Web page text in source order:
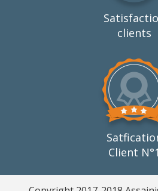
clients
Client N°1